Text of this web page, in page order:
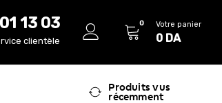
13 03
clientèle
0 Votre panier
0 DA
Produits vus
récemment